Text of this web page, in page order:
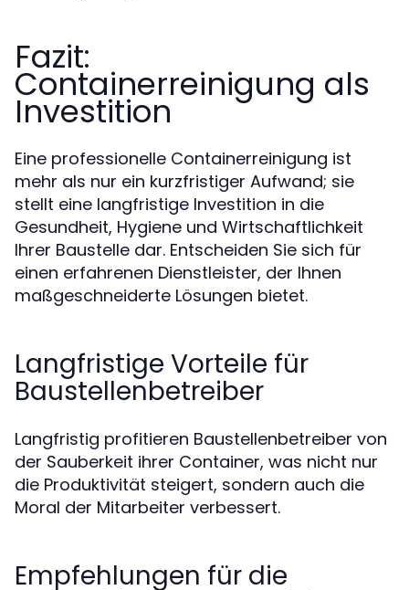
Fazit:
Containerreinigung als
Investition
Eine professionelle Containerreinigung ist
mehr als nur ein kurzfristiger Aufwand; sie
stellt eine langfristige Investition in die
Gesundheit, Hygiene und Wirtschaftlichkeit
Ihrer Baustelle dar. Entscheiden Sie sich für
einen erfahrenen Dienstleister, der Ihnen
maßgeschneiderte Lösungen bietet.
Langfristige Vorteile für
Baustellenbetreiber
Langfristig profitieren Baustellenbetreiber von
der Sauberkeit ihrer Container, was nicht nur
die Produktivität steigert, sondern auch die
Moral der Mitarbeiter verbessert.
Empfehlungen für die